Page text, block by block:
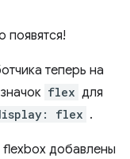
появятся!
теперь на
flex для
flex .
flexbox добавлены